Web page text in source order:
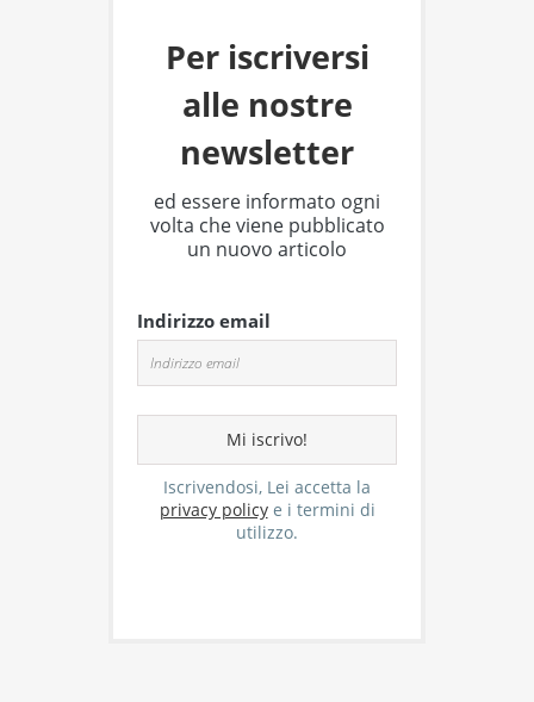
Per iscriversi
alle nostre
newsletter
ed essere informato ogni
volta che viene pubblicato
un nuovo articolo
Indirizzo email
Iscrivendosi, Lei accetta la
privacy policye i termini di
utilizzo.